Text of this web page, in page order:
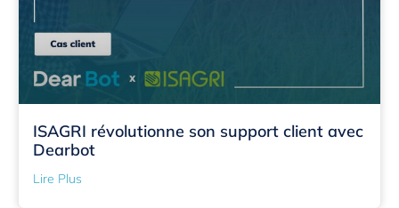
ISAGRI révolutionne son support client avec
Dearbot
Lire Plus